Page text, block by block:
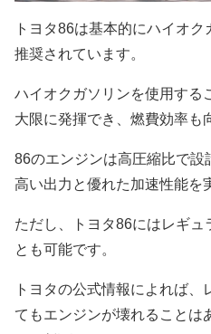
トヨタ86は基本的にハイオ
推奨されています。
ハイオクガソリンを使用する
大限に発揮でき、燃費効率も
86のエンジンは高圧縮比で設
高い出力と優れた加速性能を
ただし、トヨタ86にはレギュ
とも可能です。
トヨタの公式情報によれば
てもエンジンが壊れることは